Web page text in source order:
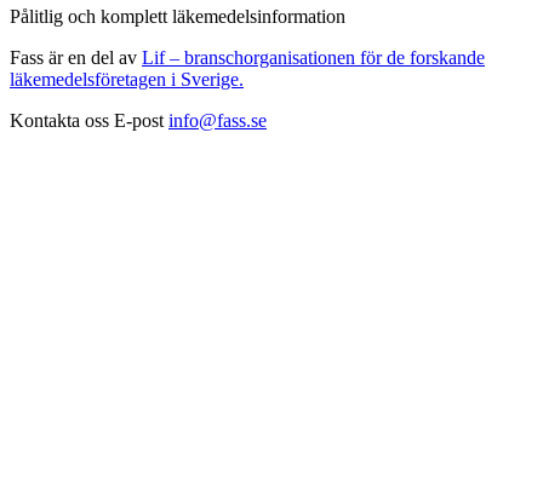
Pålitlig och komplett läkemedelsinformation
Fass är en del av Lif – branschorganisationen för de forskande
läkemedelsföretagen i Sverige.
Kontakta oss E-post info@fass.se